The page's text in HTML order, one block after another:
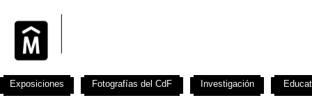
Exposiciones Fotografías del CdF Investigación